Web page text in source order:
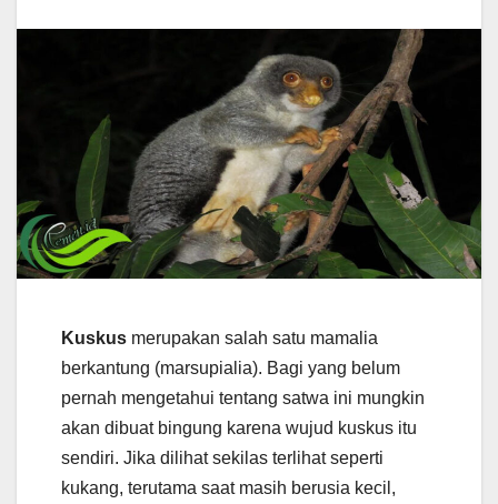
Kuskus merupakan salah satu mamalia
berkantung (marsupialia). Bagi yang belum
pernah mengetahui tentang satwa ini mungkin
akan dibuat bingung karena wujud kuskus itu
sendiri. Jika dilihat sekilas terlihat seperti
kukang, terutama saat masih berusia kecil,